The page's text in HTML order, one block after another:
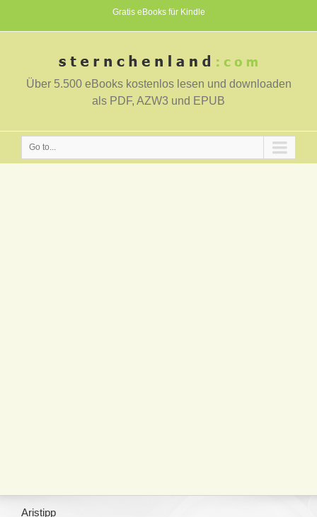
Gratis eBooks für Kindle
Über 5.500 eBooks kostenlos lesen und downloaden
als PDF, AZW3 und EPUB
Go to...
Aristipp